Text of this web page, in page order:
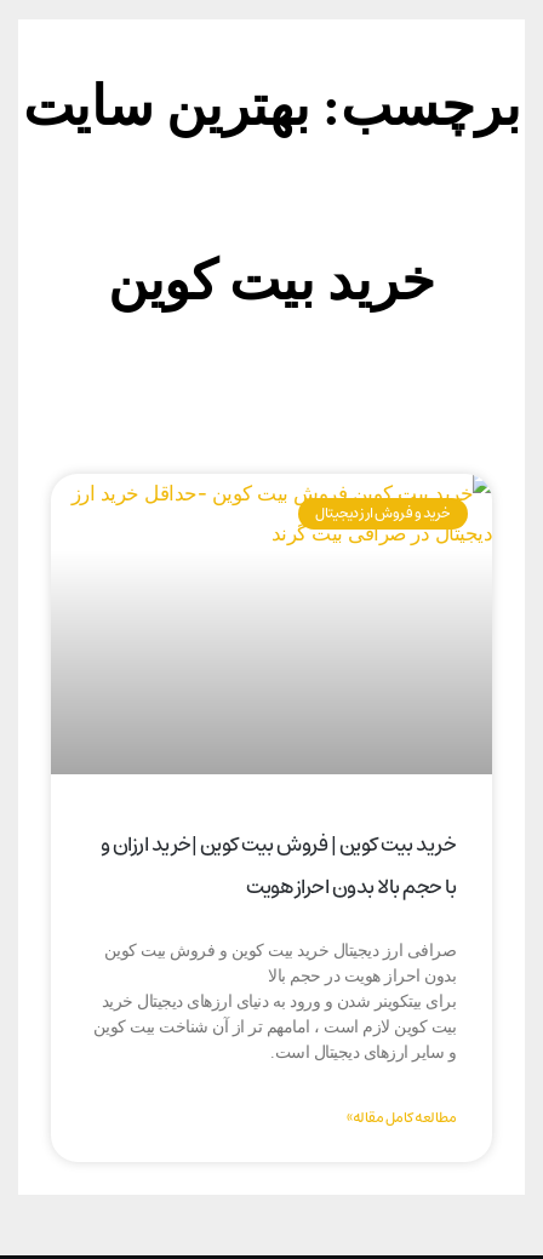
برچسب: بهترین سایت
خرید بیت کوین
خرید و فروش ارز دیجیتال
خرید بیت کوین | فروش بیت کوین |خرید ارزان و
با حجم بالا بدون احراز هویت
صرافی ارز دیجیتال خرید بیت کوین و فروش بیت کوین
بدون احراز هویت در حجم بالا
برای بیتکوینر شدن و ورود به دنیای ارزهای دیجیتال خرید
بیت کوین لازم است ، امامهم تر از آن شناخت بیت کوین
و سایر ارزهای دیجیتال است.
مطالعه کامل مقاله»